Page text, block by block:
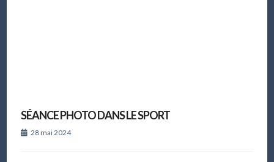
SÉANCE PHOTO DANS LE SPORT
28 mai 2024